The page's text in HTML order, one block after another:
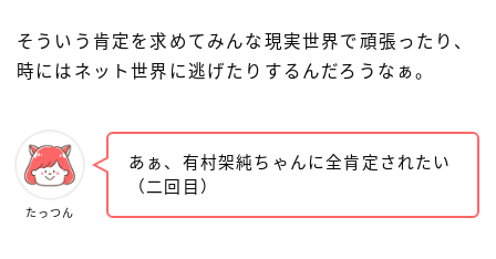
そういう肯定を求めてみんな現実世界で頑張ったり、
時にはネット世界に逃げたりするんだろうなぁ。
たっつん
あぁ、有村架純ちゃんに全肯定されたい
（二回目）